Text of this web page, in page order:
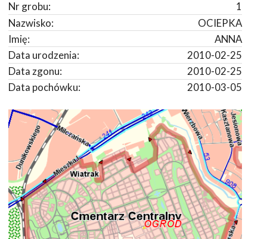
1
Nr grobu:
OCIEPKA
Nazwisko:
ANNA
Imię:
2010-02-25
Data urodzenia:
2010-02-25
Data zgonu:
2010-03-05
Data pochówku: